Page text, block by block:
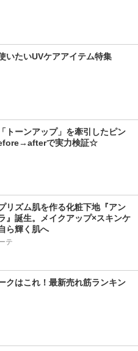
いたいUVケアアイテム特集
トーンアップ」を牽引したピン
で実力検証☆
リズム肌を作る化粧下地『アン
』誕生。メイクアップ×スキンケ
ら輝く肌へ
テ
クはこれ！最新売れ筋ランキン